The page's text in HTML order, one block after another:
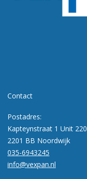
Contact
Postadres:
Kapteynstraat 1 Unit 220
2201 BB Noordwijk
035-6943245
info@vexpan.nl